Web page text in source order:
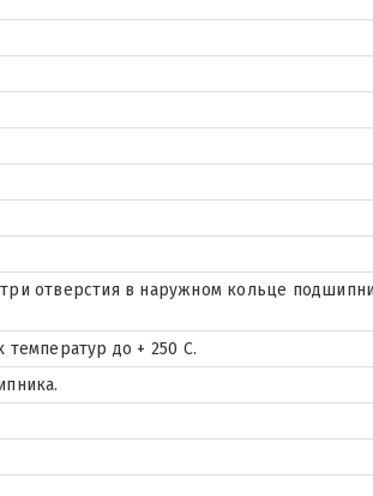
три отверстия в наружном кольце
до + 250 С.